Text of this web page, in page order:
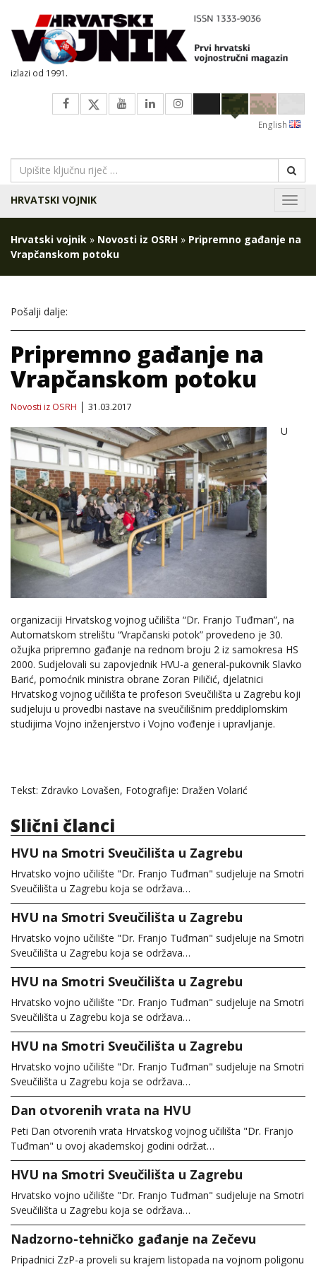
izlazi od 1991.
English
HRVATSKI VOJNIK
Hrvatski vojnik » Novosti iz OSRH » Pripremno gađanje na
Vrapčanskom potoku
Pošalji dalje:
Pripremno gađanje na
Vrapčanskom potoku
Novosti iz OSRH 31.03.2017
U
organizaciji Hrvatskog vojnog učilišta “Dr. Franjo Tuđman”, na
Automatskom strelištu “Vrapčanski potok” provedeno je 30.
ožujka pripremno gađanje na rednom broju 2 iz samokresa HS
2000. Sudjelovali su zapovjednik HVU-a general-pukovnik Slavko
Barić, pomoćnik ministra obrane Zoran Piličić, djelatnici
Hrvatskog vojnog učilišta te profesori Sveučilišta u Zagrebu koji
sudjeluju u provedbi nastave na sveučilišnim preddiplomskim
studijima Vojno inženjerstvo i Vojno vođenje i upravljanje.
Tekst: Zdravko Lovašen, Fotografije: Dražen Volarić
Slični članci
HVU na Smotri Sveučilišta u Zagrebu
Hrvatsko vojno učilište "Dr. Franjo Tuđman" sudjeluje na Smotri
Sveučilišta u Zagrebu koja se održava…
HVU na Smotri Sveučilišta u Zagrebu
Hrvatsko vojno učilište "Dr. Franjo Tuđman" sudjeluje na Smotri
Sveučilišta u Zagrebu koja se održava…
HVU na Smotri Sveučilišta u Zagrebu
Hrvatsko vojno učilište "Dr. Franjo Tuđman" sudjeluje na Smotri
Sveučilišta u Zagrebu koja se održava…
HVU na Smotri Sveučilišta u Zagrebu
Hrvatsko vojno učilište "Dr. Franjo Tuđman" sudjeluje na Smotri
Sveučilišta u Zagrebu koja se održava…
Dan otvorenih vrata na HVU
Peti Dan otvorenih vrata Hrvatskog vojnog učilišta "Dr. Franjo
Tuđman" u ovoj akademskoj godini održat…
HVU na Smotri Sveučilišta u Zagrebu
Hrvatsko vojno učilište "Dr. Franjo Tuđman" sudjeluje na Smotri
Sveučilišta u Zagrebu koja se održava…
Nadzorno-tehničko gađanje na Zečevu
Pripadnici ZzP-a proveli su krajem listopada na vojnom poligonu